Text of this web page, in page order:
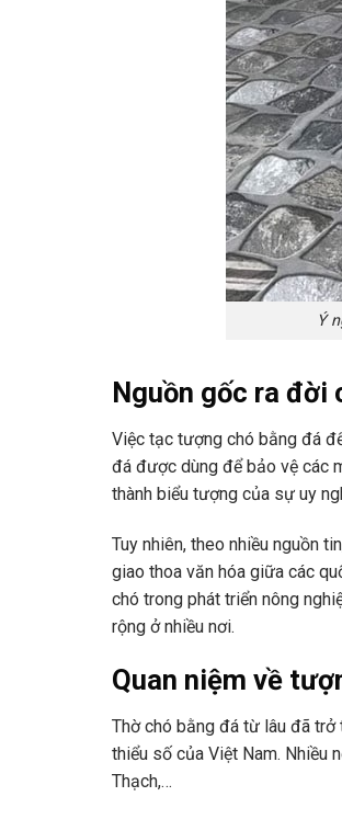
Ý
Nguồn gốc ra đời
Việc tạc tượng chó bằng đá
đá được dùng để bảo vệ các
thành biểu tượng của sự uy
Tuy nhiên, theo nhiều nguồn
giao thoa văn hóa giữa các
chó trong phát triển nông
rộng ở nhiều nơi.
Quan niệm về
Thờ chó bằng đá từ lâu đã trở
thiểu số của Việt Nam. Nhiều
Thạch,…